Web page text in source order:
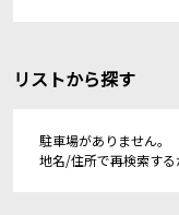
リストから探す
駐車場がありません。
地名/住所で再検索する